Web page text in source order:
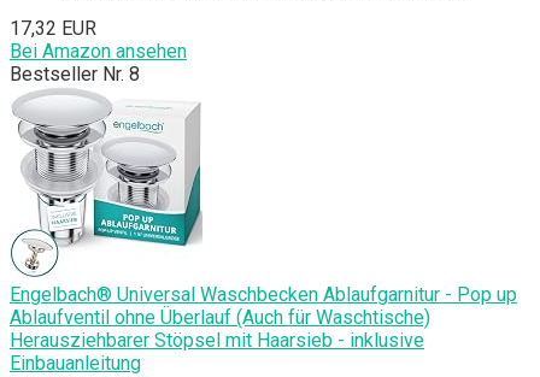
17,32 EUR
Bei Amazon ansehen
Bestseller Nr. 8
Engelbach® Universal Waschbecken Ablaufgarnitur - Pop up
Ablaufventil ohne Überlauf (Auch für Waschtische)
Herausziehbarer Stöpsel mit Haarsieb - inklusive
Einbauanleitung